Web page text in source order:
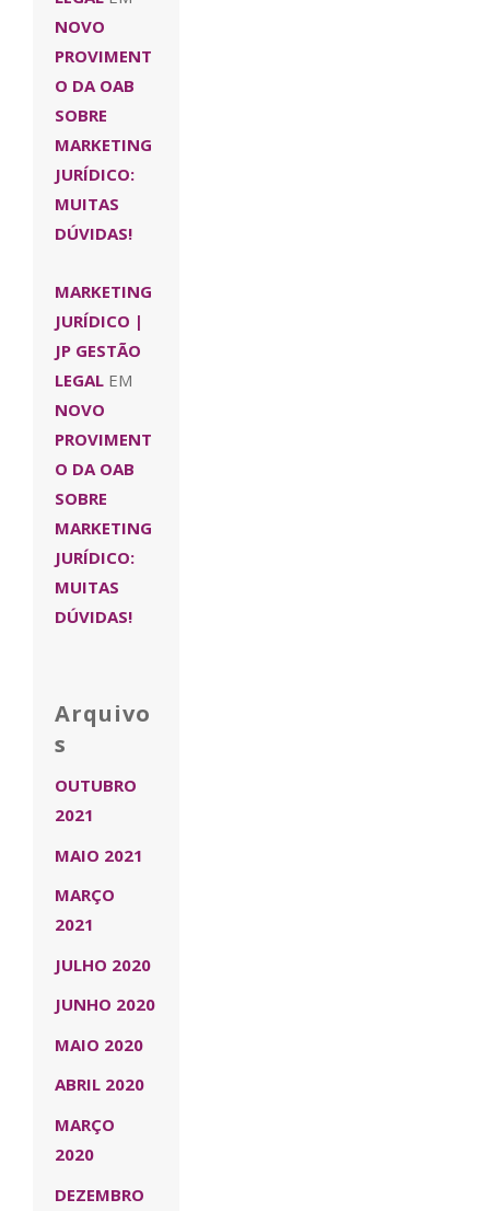
NOVO
PROVIMENT
O DA OAB
SOBRE
MARKETING
JURÍDICO:
MUITAS
DÚVIDAS!
MARKETING
JURÍDICO |
JP GESTÃO
LEGAL EM
NOVO
PROVIMENT
O DA OAB
SOBRE
MARKETING
JURÍDICO:
MUITAS
DÚVIDAS!
Arquivo
s
OUTUBRO
2021
MAIO 2021
MARÇO
2021
JULHO 2020
JUNHO 2020
MAIO 2020
ABRIL 2020
MARÇO
2020
DEZEMBRO